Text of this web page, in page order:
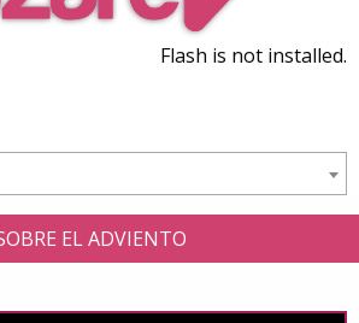
Flash is not installed.
EL ADVIENTO